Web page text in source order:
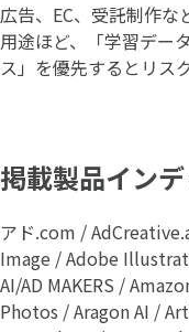
広告、EC、受託制作
用途ほど、「学習デー
ス」を優先するとリス
掲載製品インデ
アド.com /
Image / Adobe
AI/AD MAKERS /
Photos / Aragon AI /